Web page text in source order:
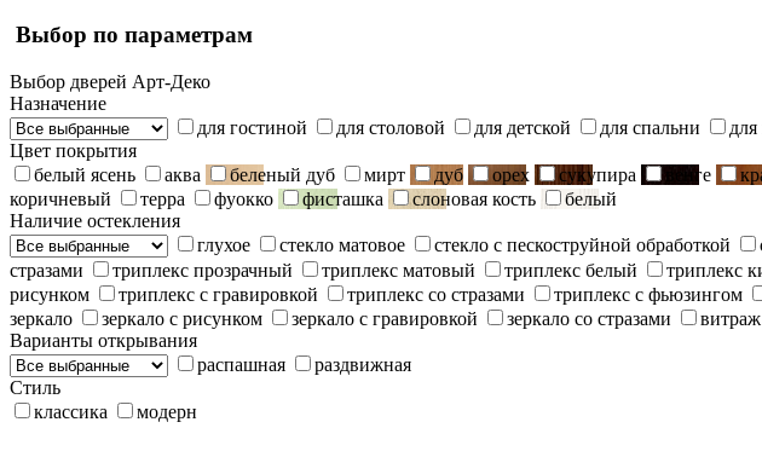
Выбор по параметрам
Выбор дверей Арт-Деко
Назначение
для гостиной
для столовой для детской для спальни
Цвет покрытия
белый ясень
аква беленый дуб мирт дуб орех сукупира венге
коричневый
терра фуокко фисташка слоновая кость
белый
Наличие остекления
глухое
стекло матовое стекло с пескоструйной обработкой
стразами
триплекс прозрачный триплекс матовый триплекс белый триплекс
рисунком
триплекс с гравировкой триплекс со стразами триплекс с фьюзингом
зеркало
зеркало с рисунком зеркало с гравировкой зеркало со стразами
витраж
Варианты открывания
распашная
раздвижная
Стиль
классика
модерн